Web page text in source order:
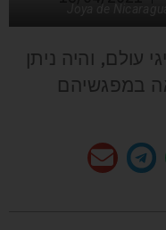
Joya de
עולם, והיה ניתן
במפגשיהם